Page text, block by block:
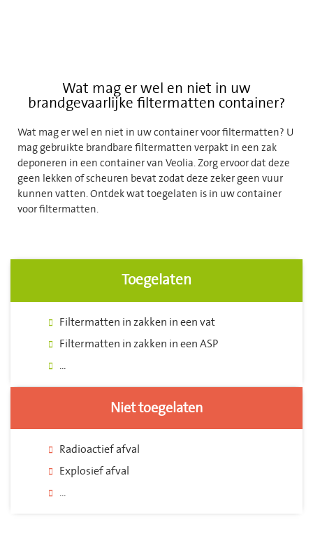
Wat mag er wel en niet in uw
brandgevaarlijke filtermatten container?
Wat mag er wel en niet in uw container voor filtermatten? U
mag gebruikte brandbare filtermatten verpakt in een zak
deponeren in een container van Veolia. Zorg ervoor dat deze
geen lekken of scheuren bevat zodat deze zeker geen vuur
kunnen vatten. Ontdek wat toegelaten is in uw container
voor filtermatten.
Toegelaten
Filtermatten in zakken in een vat
Filtermatten in zakken in een ASP
...
Niet toegelaten
Radioactief afval
Explosief afval
...